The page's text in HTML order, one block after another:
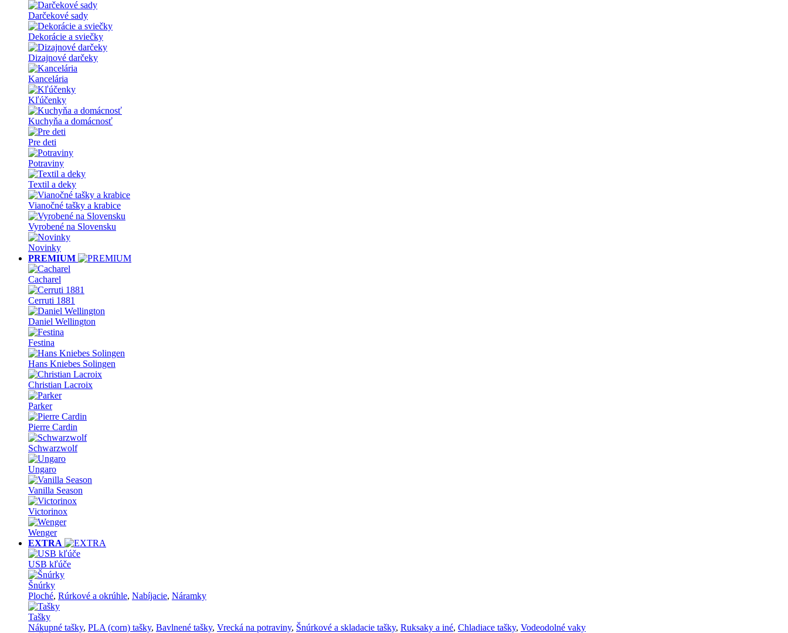
Darčekové sady
Dekorácie a sviečky
Dizajnové darčeky
Kancelária
Kľúčenky
Kuchyňa a domácnosť
Pre deti
Potraviny
Textil a deky
Vianočné tašky a krabice
Vyrobené na Slovensku
Novinky
PREMIUM
Cacharel
Cerruti 1881
Daniel Wellington
Festina
Hans Kniebes Solingen
Christian Lacroix
Parker
Pierre Cardin
Schwarzwolf
Ungaro
Vanilla Season
Victorinox
Wenger
EXTRA
USB kľúče
Šnúrky
Ploché, Rúrkové a okrúhle, Nabíjacie, Náramky
Tašky
Nákupné tašky, PLA (corn) tašky, Bavlnené tašky, Vrecká na potraviny, Šnúrkové a skladacie tašky, Ruksaky a iné, Chladiace tašky, Vodeodolné vaky